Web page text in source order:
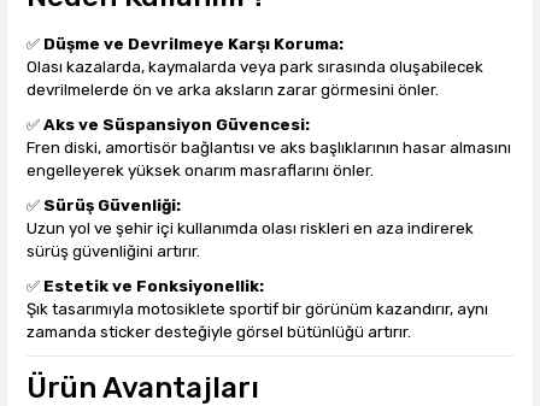
✅ Düşme ve Devrilmeye Karşı Koruma:
Olası kazalarda, kaymalarda veya park sırasında oluşabilecek
devrilmelerde ön ve arka aksların zarar görmesini önler.
✅ Aks ve Süspansiyon Güvencesi:
Fren diski, amortisör bağlantısı ve aks başlıklarının hasar almasını
engelleyerek yüksek onarım masraflarını önler.
✅ Sürüş Güvenliği:
Uzun yol ve şehir içi kullanımda olası riskleri en aza indirerek
sürüş güvenliğini artırır.
✅ Estetik ve Fonksiyonellik:
Şık tasarımıyla motosiklete sportif bir görünüm kazandırır, aynı
zamanda sticker desteğiyle görsel bütünlüğü artırır.
Ürün Avantajları